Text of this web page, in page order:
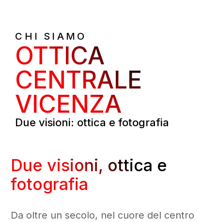
CHI SIAMO
OTTICA
CENTRALE
VICENZA
Due visioni: ottica e fotografia
Due visioni, ottica e
fotografia
Da oltre un secolo, nel cuore del centro